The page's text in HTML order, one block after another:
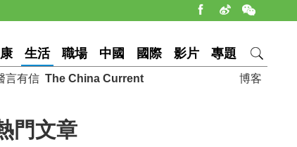
生活 職場 中國 國際 影片 專題
博客
言有信 The China Current
門文章